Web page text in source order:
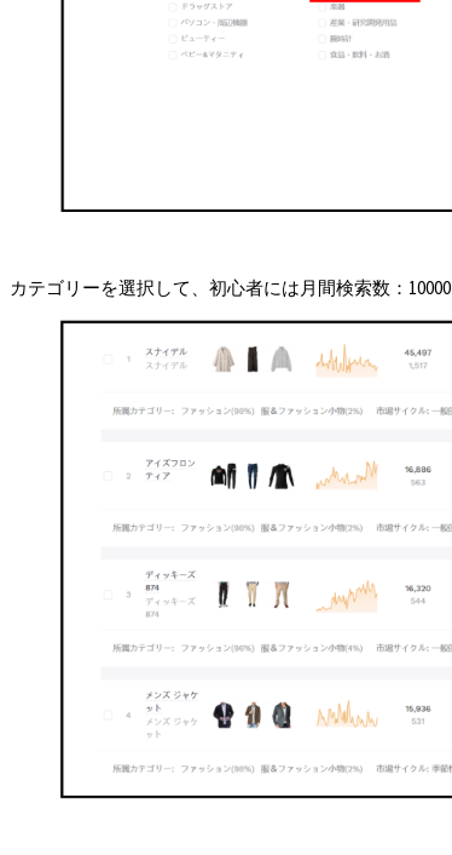
カテゴリーを選択して、初心者には月間検索数：